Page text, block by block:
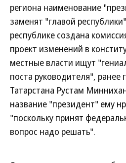
региона наименование
заменят "главой
республике создана
проект изменений в
местные власти ищут
поста руководителя", ранее
Татарстана Рустам
название "президент" ему
"поскольку принят
вопрос надо решать".